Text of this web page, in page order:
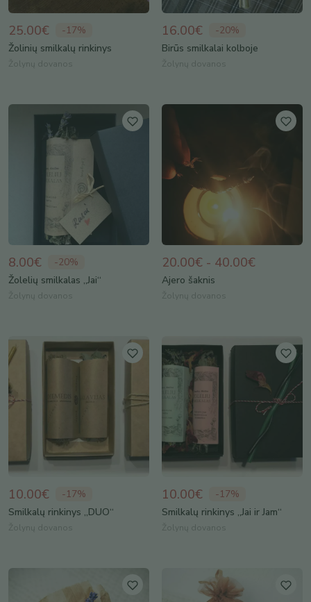
25.00€ -17%
Žolinių smilkalų rinkinys
Žolynų dovanos
16.00€ -20%
Birūs smilkalai kolboje
Žolynų dovanos
8.00€ -20%
Žolelių smilkalas „Jai“
Žolynų dovanos
20.00€ - 40.00€
Ajero šaknis
Žolynų dovanos
10.00€ -17%
Smilkalų rinkinys „DUO“
Žolynų dovanos
10.00€ -17%
Smilkalų rinkinys „Jai ir Jam“
Žolynų dovanos